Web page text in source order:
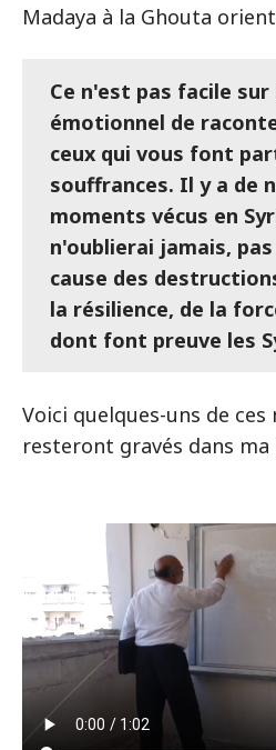
Madaya à la Ghouta
Ce n'est pas facile sur
émotionnel de
ceux qui vous font
souffrances. Il y a de
moments vécus en
n'oublierai jamais,
cause des
la résilience, de la
dont font preuve les
Voici quelques-uns de
resteront gravés dans ma